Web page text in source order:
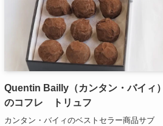
Quentin Bailly（カンタン・バイィ）
のコフレ トリュフ
カンタン・バイィのベストセラー商品サブ